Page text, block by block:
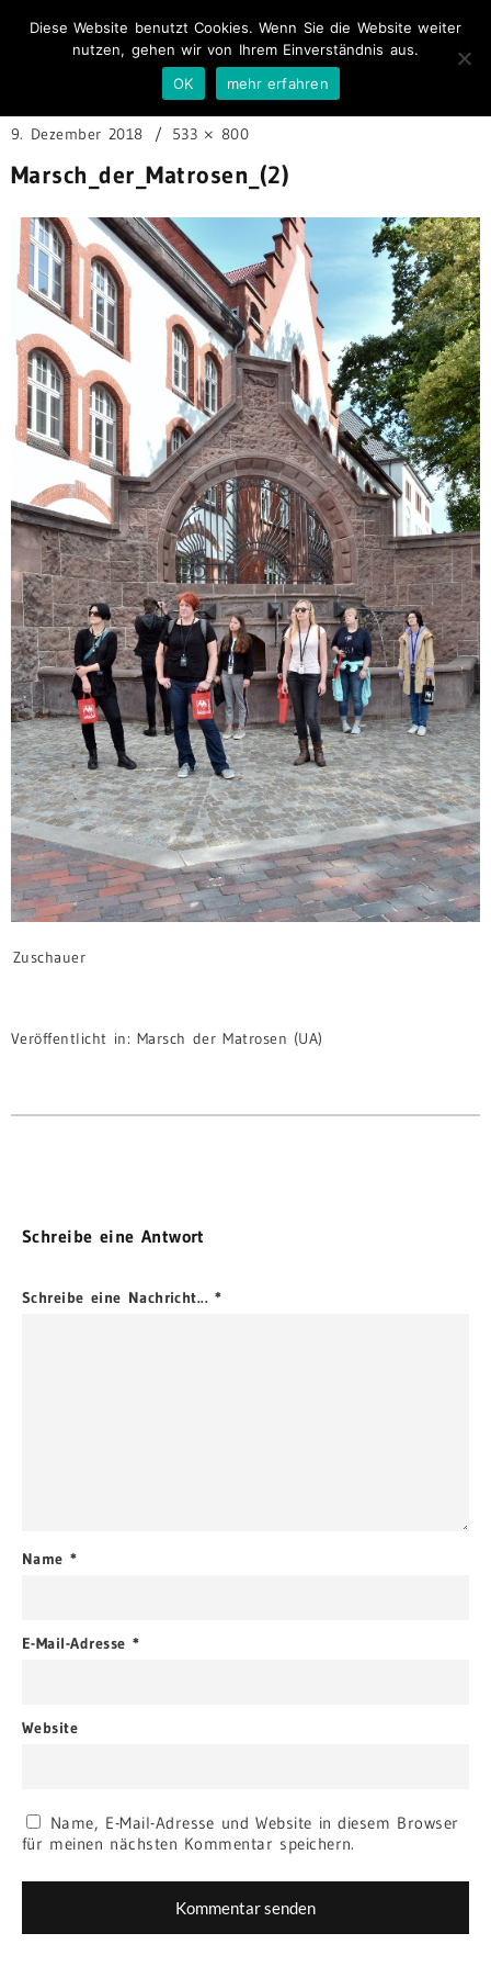
9. Dezember 2018 533 × 800
Marsch_der_Matrosen_(2)
Zuschauer
Veröffentlicht in:Marsch der Matrosen (UA)
Schreibe eine Antwort
Schreibe eine Nachricht...*
Name *
E-Mail-Adresse *
Website
Name, E-Mail-Adresse und Website in diesem Browser
für meinen nächsten Kommentar speichern.
Diese Website benutzt Cookies. Wenn Sie die Website weiter
nutzen, gehen wir von Ihrem Einverständnis aus.
OK
mehr erfahren